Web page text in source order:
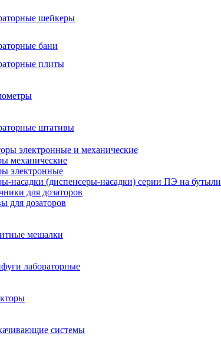
шейкеры
бани
плиты
штативы
электронные и механические
механические
электронные
насадки (диспенсеры-насадки) серии ПЭ на бутыли
для дозаторов
для дозаторов
мешалки
лабораторные
системы